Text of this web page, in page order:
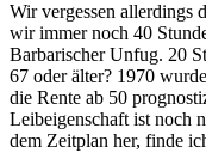
Wir vergessen allerdings
wir immer noch 40
Barbarischer Unfug. 20
67 oder älter? 1970
die Rente ab 50
Leibeigenschaft ist noch
dem Zeitplan her, finde